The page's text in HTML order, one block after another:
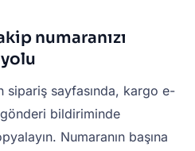
numaranızı
sipariş sayfasında, kargo e-
bildiriminde
Numaranın başına